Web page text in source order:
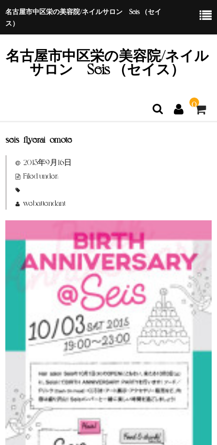
名古屋市中区栄の美容院/ネイルサロン Seis （セイ
ス）
名古屋市中区栄の美容院/ネイル
サロン Seis （セイス）
0
ホーム
特定商取引法に基づく表示
seis_flyerai_omote
2015年9月16日
Filed under:
webattendant